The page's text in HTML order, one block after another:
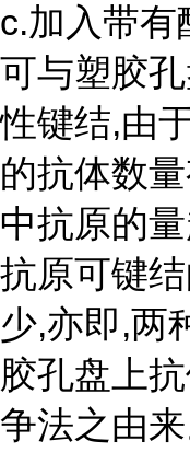
c.加入带有
可与塑胶
性键结,由
的抗体数
中抗原的
抗原可键
少,亦即,两
胶孔盘上
争法之由来